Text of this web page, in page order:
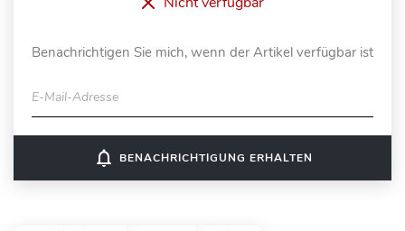
Benachrichtigen Sie mich, wenn der Artikel verfügbar ist
E-Mail-Adresse
notifications_none BENACHRICHTIGUNG ERHALTEN